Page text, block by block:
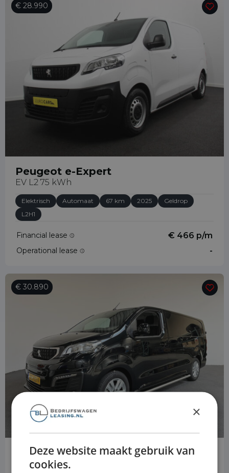
31658065289
info@bedrijfswagenleasing.nl
€ 28.990
Peugeot e-Expert
EV L2 75 kWh
Elektrisch Automaat 67 km 2025
Geldrop
L2H1
Financial lease € 466 p/m
Operational lease -
€ 30.890
Peugeot e-Expert
Long Premium 75 kWh 3-zits
×
Deze website maakt gebruik van
cookies.